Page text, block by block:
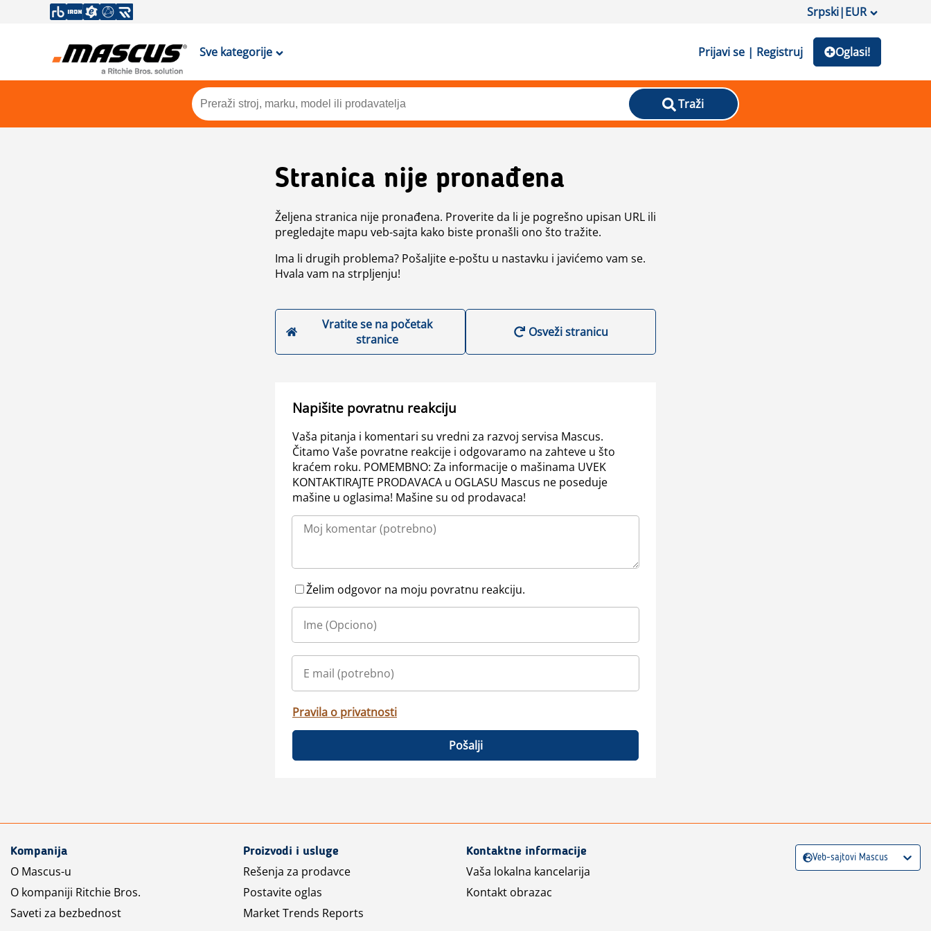
Srpski|EUR
Sve kategorije Prijavi se | Registruj Oglasi!
Traži
Stranica nije pronađena
Željena stranica nije pronađena. Proverite da li je pogrešno upisan URL ili
pregledajte mapu veb-sajta kako biste pronašli ono što tražite.
Ima li drugih problema? Pošaljite e-poštu u nastavku i javićemo vam se.
Hvala vam na strpljenju!
Vratite se na početak
stranice
Osveži stranicu
Napišite povratnu reakciju
Vaša pitanja i komentari su vredni za razvoj servisa Mascus.
Čitamo Vaše povratne reakcije i odgovaramo na zahteve u što
kraćem roku. POMEMBNO: Za informacije o mašinama UVEK
KONTAKTIRAJTE PRODAVACA u OGLASU Mascus ne poseduje
mašine u oglasima! Mašine su od prodavaca!
Želim odgovor na moju povratnu reakciju.
Pravila o privatnosti
Pošalji
Kompanija
O Mascus-u
O kompaniji Ritchie Bros.
Saveti za bezbednost
Proizvodi i usluge
Rešenja za prodavce
Postavite oglas
Market Trends Reports
Kontaktne informacije
Vaša lokalna kancelarija
Kontakt obrazac
Veb-sajtovi Mascus